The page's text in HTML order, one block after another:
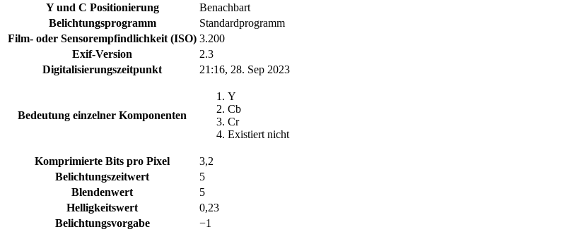
Y und C Positionierung
Benachbart
Belichtungsprogramm
Standardprogramm
Film- oder Sensorempfindlichkeit (ISO) 3.200
Exif-Version
2.3
Digitalisierungszeitpunkt
21:16, 28. Sep 2023
Bedeutung einzelner Komponenten
Y
Cb
Cr
Existiert nicht
Komprimierte Bits pro Pixel
3,2
Belichtungszeitwert
5
Blendenwert
5
Helligkeitswert
0,23
Belichtungsvorgabe
−1